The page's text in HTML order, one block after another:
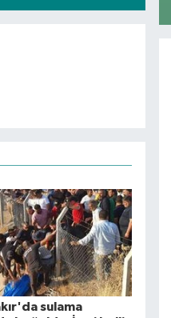
sulama